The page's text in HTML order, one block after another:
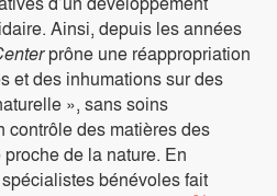
Ainsi, depuis les années
prône une réappropriation
et des inhumations sur des
», sans soins
contrôle des matières des
de la nature. En
bénévoles fait